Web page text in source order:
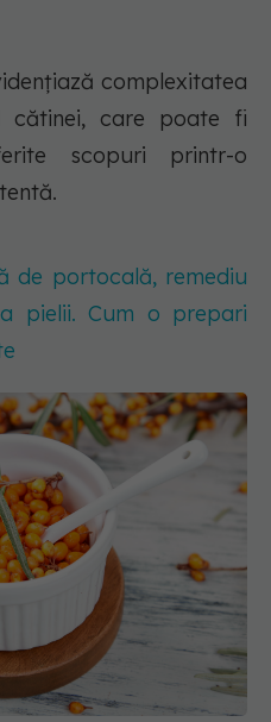
complexitatea
cătinei, care poate fi
scopuri printr-o
de portocală, remediu
pielii. Cum o prepari